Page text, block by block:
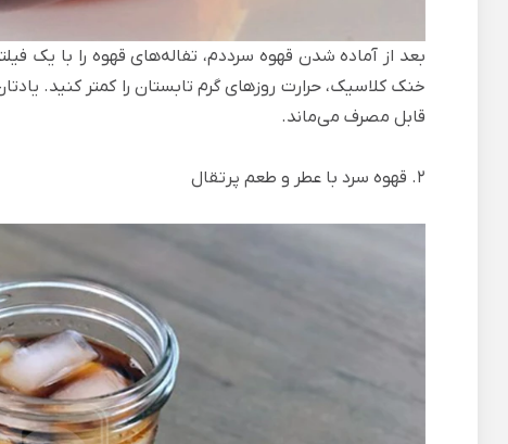
بعد از آماده شدن قهوه سرددم، تفاله‌های قهوه را با یک
خنک کلاسیک، حرارت روزهای گرم تابستان را کمتر کنید.
قابل مصرف می‌ماند.
2. قهوه سرد با عطر و طعم پرتقال